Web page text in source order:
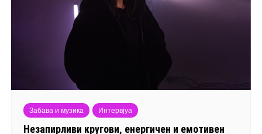
Забава и музика Интервјуа
Незапирливи кругови, енергичен и емотивен